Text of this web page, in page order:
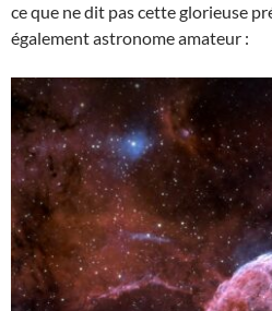
ce que ne dit pas cette glorieuse
également astronome amateur :